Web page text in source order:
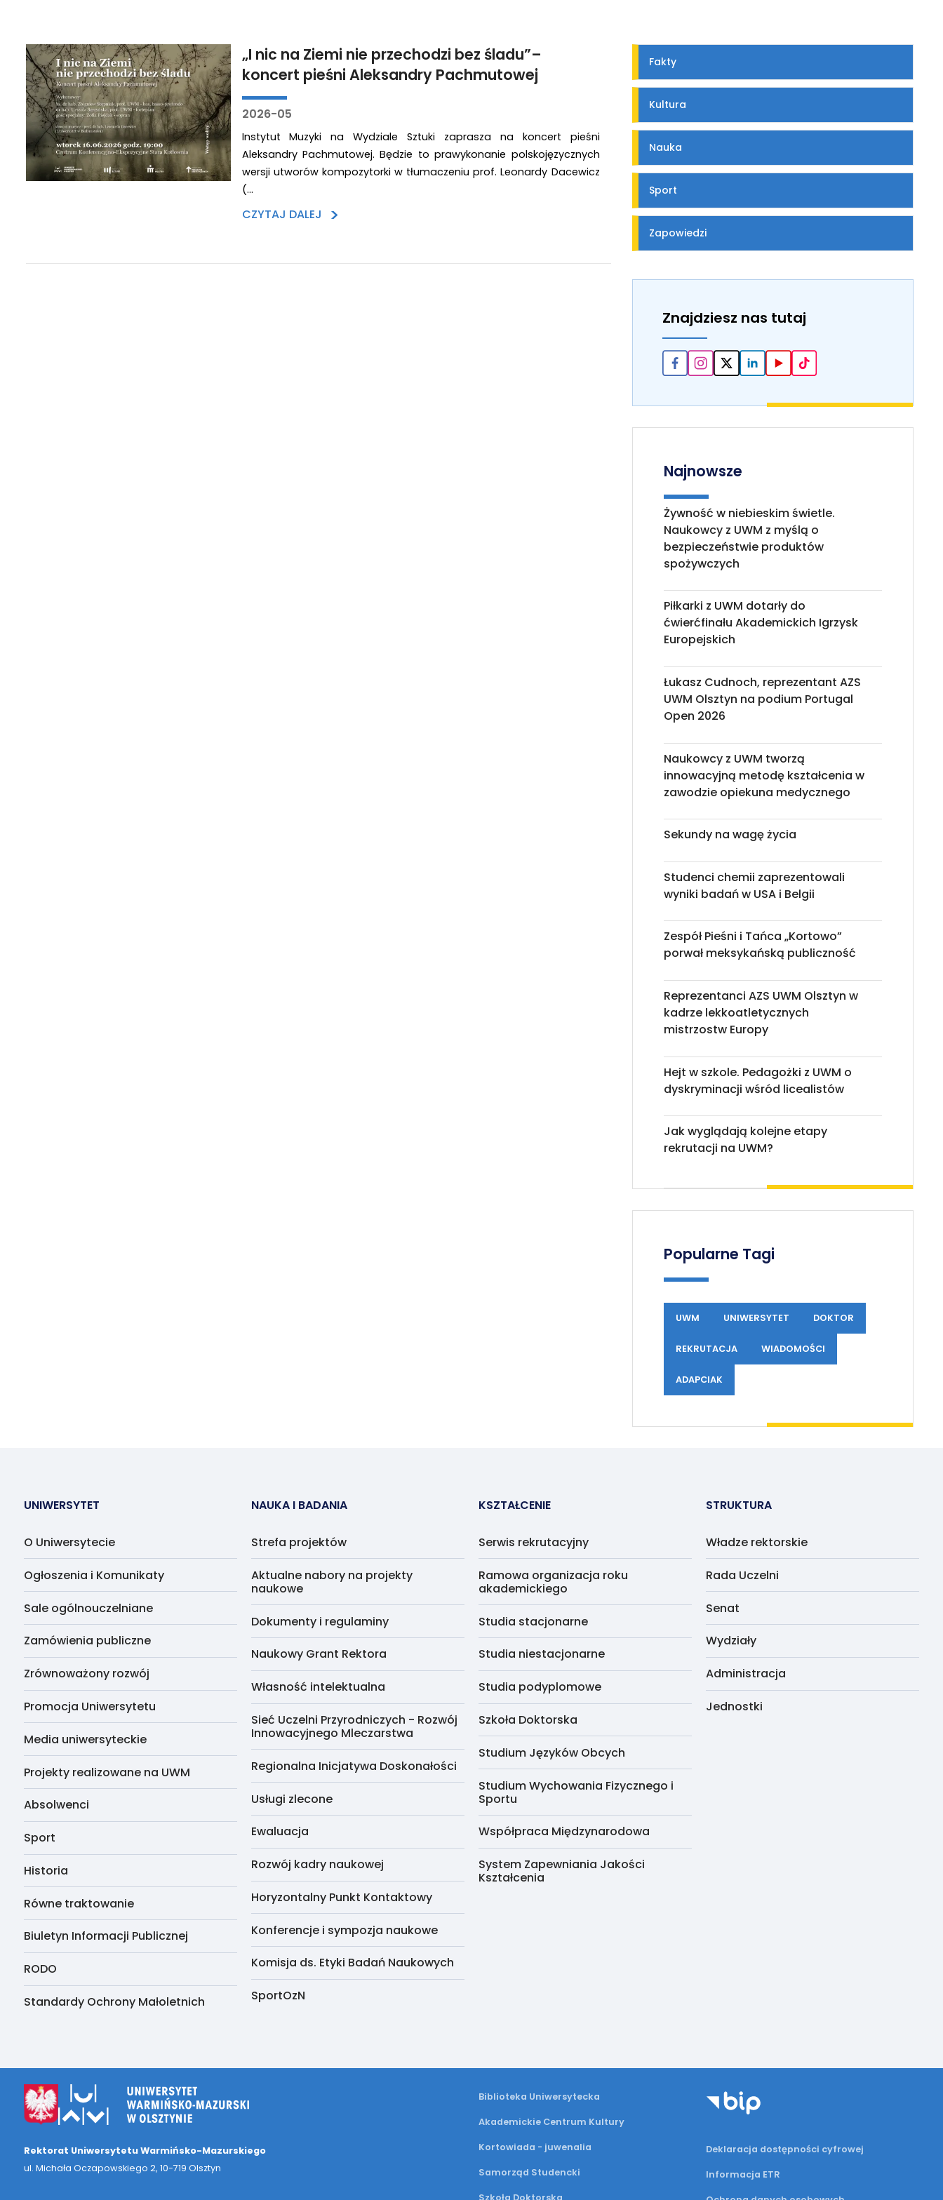
„I nic na Ziemi nie przechodzi bez śladu”–
koncert pieśni Aleksandry Pachmutowej
2026-05
Instytut Muzyki na Wydziale Sztuki zaprasza na koncert pieśni
Aleksandry Pachmutowej. Będzie to prawykonanie polskojęzycznych
wersji utworów kompozytorki w tłumaczeniu prof. Leonardy Dacewicz
(…
CZYTAJ DALEJ >
Fakty
Kultura
Nauka
Sport
Zapowiedzi
Znajdziesz nas tutaj
Najnowsze
Żywność w niebieskim świetle.
Naukowcy z UWM z myślą o
bezpieczeństwie produktów
spożywczych
Piłkarki z UWM dotarły do
ćwierćfinału Akademickich Igrzysk
Europejskich
Łukasz Cudnoch, reprezentant AZS
UWM Olsztyn na podium Portugal
Open 2026
Naukowcy z UWM tworzą
innowacyjną metodę kształcenia w
zawodzie opiekuna medycznego
Sekundy na wagę życia
Studenci chemii zaprezentowali
wyniki badań w USA i Belgii
Zespół Pieśni i Tańca „Kortowo”
porwał meksykańską publiczność
Reprezentanci AZS UWM Olsztyn w
kadrze lekkoatletycznych
mistrzostw Europy
Hejt w szkole. Pedagożki z UWM o
dyskryminacji wśród licealistów
Jak wyglądają kolejne etapy
rekrutacji na UWM?
Popularne Tagi
UWM UNIWERSYTET DOKTOR
REKRUTACJA WIADOMOŚCI
ADAPCIAK
UNIWERSYTET
O Uniwersytecie
Ogłoszenia i Komunikaty
Sale ogólnouczelniane
Zamówienia publiczne
Zrównoważony rozwój
Promocja Uniwersytetu
Media uniwersyteckie
Projekty realizowane na UWM
Absolwenci
Sport
Historia
Równe traktowanie
Biuletyn Informacji Publicznej
RODO
Standardy Ochrony Małoletnich
NAUKA I BADANIA
Strefa projektów
Aktualne nabory na projekty
naukowe
Dokumenty i regulaminy
Naukowy Grant Rektora
Własność intelektualna
Sieć Uczelni Przyrodniczych - Rozwój
Innowacyjnego Mleczarstwa
Regionalna Inicjatywa Doskonałości
Usługi zlecone
Ewaluacja
Rozwój kadry naukowej
Horyzontalny Punkt Kontaktowy
Konferencje i sympozja naukowe
Komisja ds. Etyki Badań Naukowych
SportOzN
KSZTAŁCENIE
Serwis rekrutacyjny
Ramowa organizacja roku
akademickiego
Studia stacjonarne
Studia niestacjonarne
Studia podyplomowe
Szkoła Doktorska
Studium Języków Obcych
Studium Wychowania Fizycznego i
Sportu
Współpraca Międzynarodowa
System Zapewniania Jakości
Kształcenia
STRUKTURA
Władze rektorskie
Rada Uczelni
Senat
Wydziały
Administracja
Jednostki
Rektorat Uniwersytetu Warmińsko-Mazurskiego
ul. Michała Oczapowskiego 2, 10-719 Olsztyn
Biblioteka Uniwersytecka
Akademickie Centrum Kultury
Kortowiada - juwenalia
Samorząd Studencki
Szkoła Doktorska
Deklaracja dostępności cyfrowej
Informacja ETR